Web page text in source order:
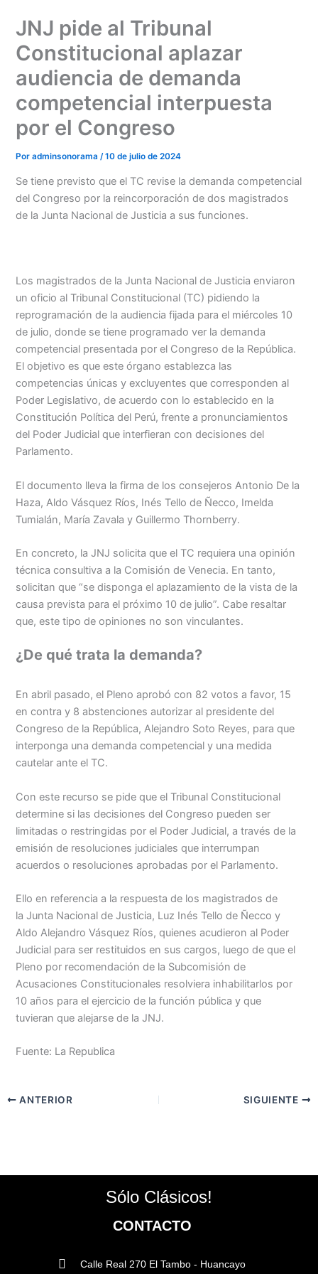
contenido
Menu
JNJ pide al Tribunal
Constitucional aplazar
audiencia de demanda
competencial interpuesta
por el Congreso
Poradminsonorama/10 de julio de 2024
Se tiene previsto que el TC revise la demanda competencial
del Congreso por la reincorporación de dos magistrados
de la Junta Nacional de Justicia a sus funciones.
Los magistrados de la Junta Nacional de Justicia enviaron
un oficio al Tribunal Constitucional (TC) pidiendo la
reprogramación de la audiencia fijada para el miércoles 10
de julio, donde se tiene programado ver la demanda
competencial presentada por el Congreso de la República.
El objetivo es que este órgano establezca las
competencias únicas y excluyentes que corresponden al
Poder Legislativo, de acuerdo con lo establecido en la
Constitución Política del Perú, frente a pronunciamientos
del Poder Judicial que interfieran con decisiones del
Parlamento.
El documento lleva la firma de los consejeros Antonio De la
Haza, Aldo Vásquez Ríos, Inés Tello de Ñecco, Imelda
Tumialán, María Zavala y Guillermo Thornberry.
En concreto, la JNJ solicita que el TC requiera una opinión
técnica consultiva a la Comisión de Venecia. En tanto,
solicitan que “se disponga el aplazamiento de la vista de la
causa prevista para el próximo 10 de julio”. Cabe resaltar
que, este tipo de opiniones no son vinculantes.
¿De qué trata la demanda?
En abril pasado, el Pleno aprobó con 82 votos a favor, 15
en contra y 8 abstenciones autorizar al presidente del
Congreso de la República, Alejandro Soto Reyes, para que
interponga una demanda competencial y una medida
cautelar ante el TC.
Con este recurso se pide que el Tribunal Constitucional
determine si las decisiones del Congreso pueden ser
limitadas o restringidas por el Poder Judicial, a través de la
emisión de resoluciones judiciales que interrumpan
acuerdos o resoluciones aprobadas por el Parlamento.
Ello en referencia a la respuesta de los magistrados de
la Junta Nacional de Justicia, Luz Inés Tello de Ñecco y
Aldo Alejandro Vásquez Ríos, quienes acudieron al Poder
Judicial para ser restituidos en sus cargos, luego de que el
Pleno por recomendación de la Subcomisión de
Acusaciones Constitucionales resolviera inhabilitarlos por
10 años para el ejercicio de la función pública y que
tuvieran que alejarse de la JNJ.
Fuente: La Republica
ANTERIOR SIGUIENTE
Sólo Clásicos!
CONTACTO
Calle Real 270 El Tambo - Huancayo